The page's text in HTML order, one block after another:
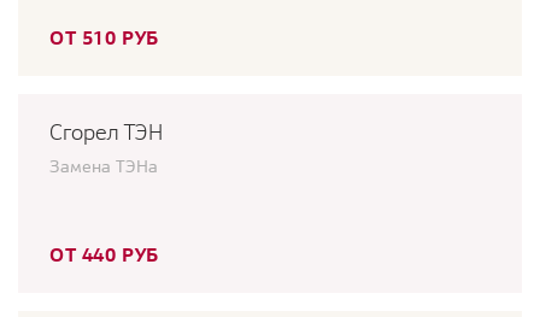
ОТ 510 РУБ
Сгорел ТЭН
Замена ТЭНа
ОТ 440 РУБ